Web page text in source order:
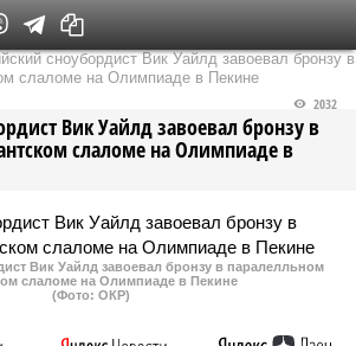
Федеральный выпуск
сноубордист Вик Уайлд завоевал бронзу в
слаломе на Олимпиаде в Пекине
Вик Уайлд завоевал бронзу в
слаломе на Олимпиаде в
2032
Вик Уайлд завоевал бронзу в паралелльном
слаломе на Олимпиаде в Пекине
(Фото: ОКР)